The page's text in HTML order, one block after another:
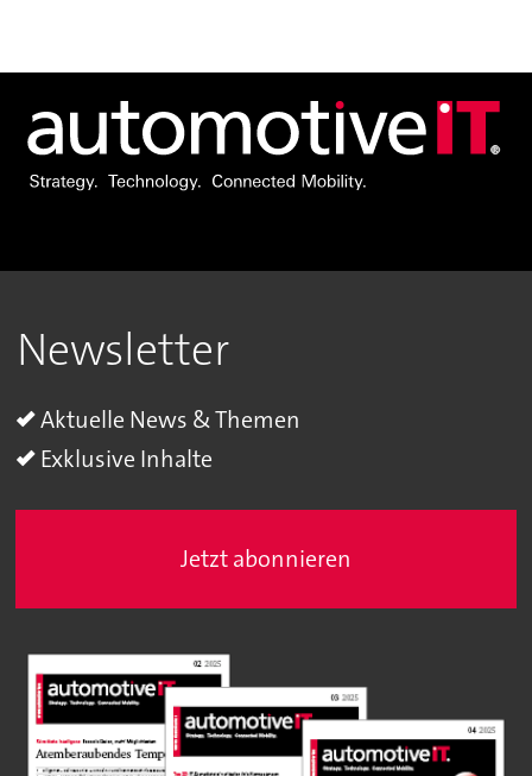
Newsletter
Aktuelle News & Themen
Exklusive Inhalte
Jetzt abonnieren